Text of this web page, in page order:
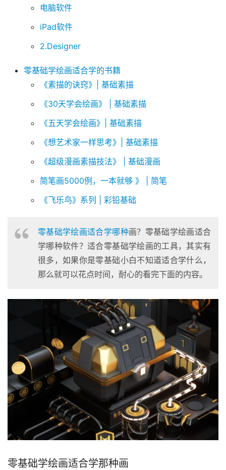
电脑软件
iPad软件
2.Designer
零基础学绘画适合学的书籍
《素描的诀窍》| 基础素描
《30天学会绘画》 | 基础素描
《五天学会绘画》| 基础素描
《想艺术家一样思考》| 基础素描
《超级漫画素描技法》 | 基础漫画
简笔画5000例，一本就够 》 | 简笔
《飞乐鸟》系列 | 彩铅基础
零基础学绘画适合学哪种画？零基础学绘画适合
学哪种软件？适合零基础学绘画的工具，其实有
很多，如果你是零基础小白不知道适合学什么，
那么就可以花点时间，耐心的看完下面的内容。
零基础学绘画适合学那种画